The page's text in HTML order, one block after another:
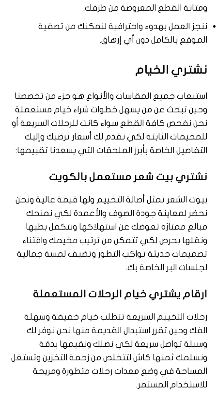
ومتانة القطع المعروضة من طرفك.
ننجز العمل بهدوء واحترافية لنمكنك من تصفية
الموقع بالكامل دون أي إرهاق.
نشتري الخيام
استيعاب جميع المقاسات والأنواع هو جزء من تخصصنا
وحين تبحث عن من يسهل خطوات شراء خيام مستعملة
نحن نفحص كافة القطع سواء كانت للرحلات السريعة أو
للمخيمات الثابتة لكي نقدم لك أسعار ترضيك وإليك
التفاصيل الخاصة بأبرز الملحقات التي يسعدنا تقييمها:
نشتري بيت شعر مستعمل بالكويت
بيوت الشعر تمثل أصالة التخييم ولها قيمة عالية ونحن
نحضر لمعاينة جودة الصوف والأعمدة لكي نمنحك
مبالغ ممتازة تعوضك عن استهلاكها ونتكفل بطيها
ونقلها بحرص لكي تتمكن من ترتيب مخيمك واقتناء
تصميمات حديثة تواكب التطور وتضيف لمسة جمالية
لجلسات البر الخاصة بك.
ارقام يشتري خيام الرحلات المستعملة
رحلات التخييم السريعة تتطلب خيام خفيفة وسهلة
الفك وحين تقرر استبدال القديمة منها نحن نوفر لك
وسيلة تواصل سريعة لكي نصلك ونقيمها بدقة
ونسلمك ثمنها كاش لتتخلص من زحمة التخزين وتستغل
المساحة في وضع معدات رحلات متطورة ومريحة
للاستخدام المستمر.